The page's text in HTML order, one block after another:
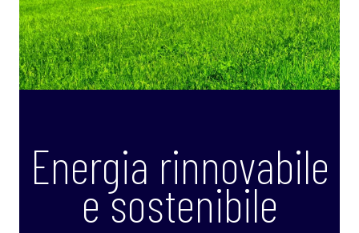
Energia rinnovabile
e sostenibile